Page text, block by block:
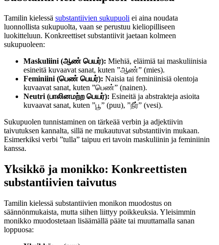
Tamilin kielessä substantiivien sukupuoli ei aina noudata
luonnollista sukupuolta, vaan se perustuu kieliopilliseen
luokitteluun. Konkreettiset substantiivit jaetaan kolmeen
sukupuoleen:
Maskuliini (ஆண் பெயர்): Miehiä, eläimiä tai maskuliinisia
esineitä kuvaavat sanat, kuten ”ஆண்” (mies).
Feminiini (பெண் பெயர்): Naisia tai feminiinisiä olentoja
kuvaavat sanat, kuten ”பெண்” (nainen).
Neutri (பாலினமற்ற பெயர்): Esineitä ja abstrakteja asioita
kuvaavat sanat, kuten ”பூ” (puu), ”நீர்” (vesi).
Sukupuolen tunnistaminen on tärkeää verbin ja adjektiivin
taivutuksen kannalta, sillä ne mukautuvat substantiivin mukaan.
Esimerkiksi verbi ”tulla” taipuu eri tavoin maskuliinin ja feminiinin
kanssa.
Yksikkö ja monikko: Konkreettisten
substantiivien taivutus
Tamilin kielessä substantiivien monikon muodostus on
säännönmukaista, mutta siihen liittyy poikkeuksia. Yleisimmin
monikko muodostetaan lisäämällä pääte tai muuttamalla sanan
loppuosa: